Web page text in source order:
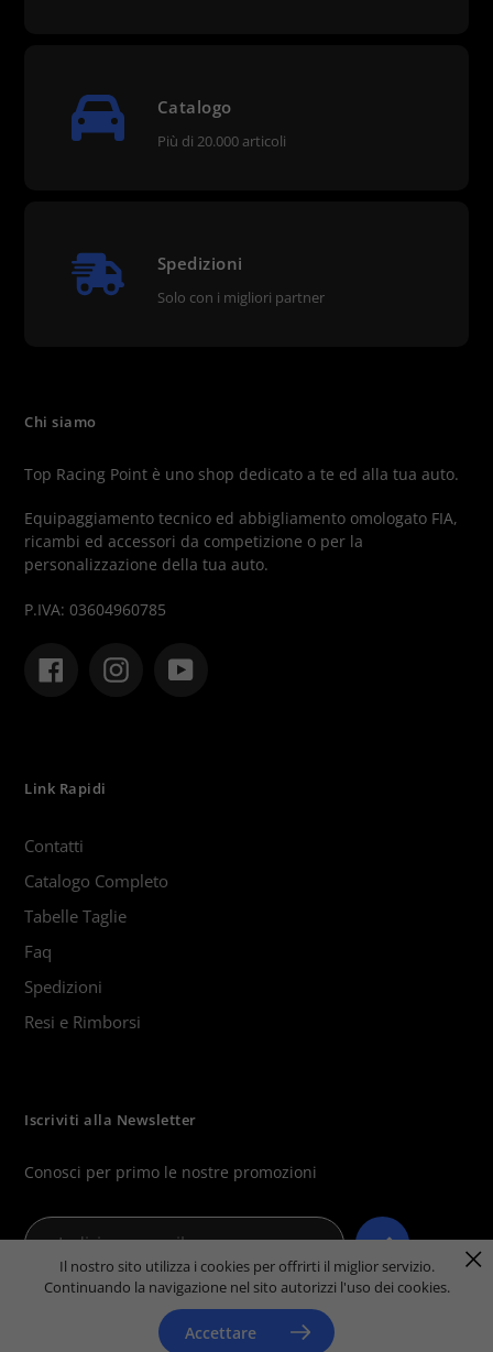
Catalogo
Più di 20.000 articoli
Spedizioni
Solo con i migliori partner
Chi siamo
Top Racing Point è uno shop dedicato a te ed alla tua auto.
Equipaggiamento tecnico ed abbigliamento omologato FIA,
ricambi ed accessori da competizione o per la
personalizzazione della tua auto.
P.IVA: 03604960785
FacebookInstagram
Link Rapidi
Contatti
Catalogo Completo
Tabelle Taglie
Faq
Spedizioni
Resi e Rimborsi
Iscriviti alla Newsletter
Conosci per primo le nostre promozioni
Il nostro sito utilizza i cookies per offrirti il miglior servizio.
Continuando la navigazione nel sito autorizzi l'uso dei cookies.
Accettare